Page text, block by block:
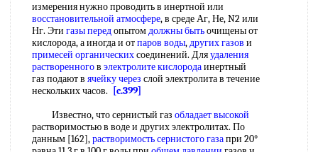
измерения нужно проводить в инертной или
восстановительной атмосфере, в среде Аг, Не, N2 или
Нг. Эти газы передопытомдолжны бытьочищены от
кислорода, а иногда и отпаров воды,других газов и
примесей органическихсоединений. Дляудаления
растворенногов электролите кислородаинертный
газ подают в ячейку через слой электролита в течение
нескольких часов.
[c.399]
Известно, что сернистый газ обладает высокой
растворимостью в воде и других электролитах. По
данным [162],растворимость сернистого газапри 20°